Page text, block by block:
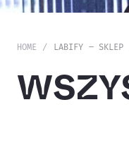
HOME LABIFY – SKLEP